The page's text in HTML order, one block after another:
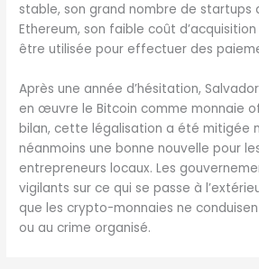
stable, son grand nombre de startups
Ethereum, son faible coût
être utilisée pour effectuer des
Après une année d’hésitation,
en œuvre le Bitcoin comme monnaie
bilan, cette légalisation a été mitigée
néanmoins une bonne nouvelle pour
entrepreneurs locaux. Les
vigilants sur ce qui se passe à
que les crypto-monnaies ne
ou au crime organisé.